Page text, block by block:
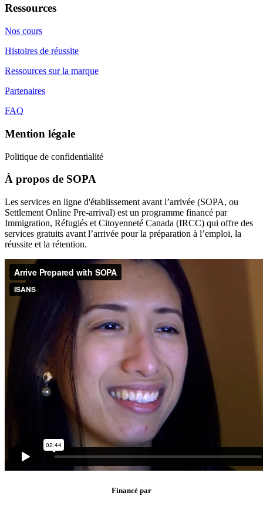
Ressources
Nos cours
Histoires de réussite
Ressources sur la marque
Partenaires
FAQ
Mention légale
Politique de confidentialité
À propos de SOPA
Les services en ligne d'établissement avant l’arrivée (SOPA, ou
Settlement Online Pre-arrival) est un programme financé par
Immigration, Réfugiés et Citoyenneté Canada (IRCC) qui offre des
services gratuits avant l’arrivée pour la préparation à l’emploi, la
réussite et la rétention.
Financé par